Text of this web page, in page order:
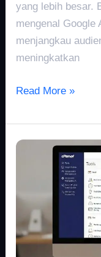
yang lebih besar.
mengenal Google
menjangkau
meningkatkan
Read More »
cPanel
Pengelolaan
Website
Modern,
Ini